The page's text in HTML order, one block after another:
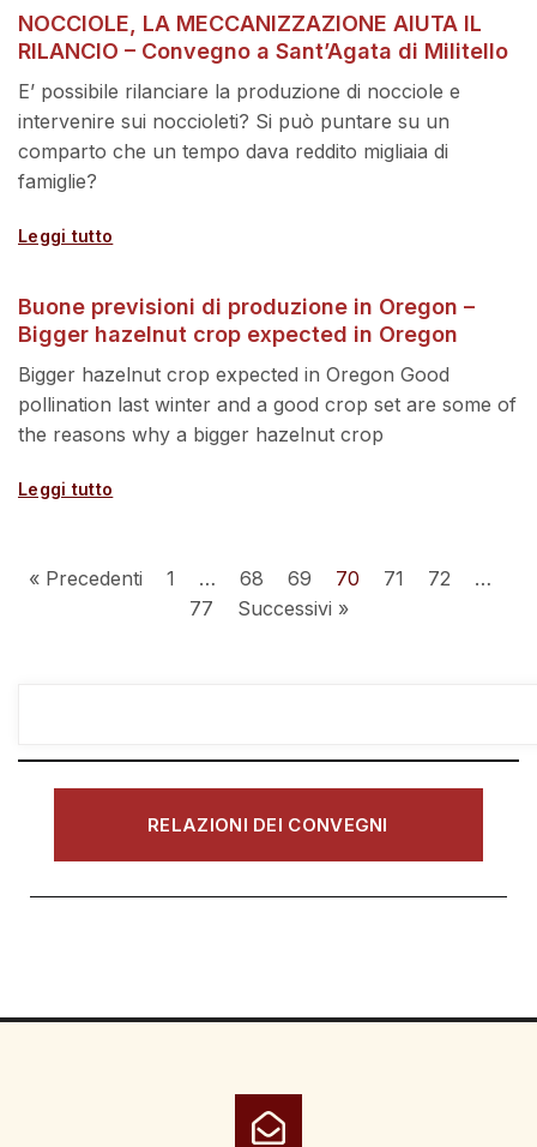
NOCCIOLE, LA MECCANIZZAZIONE AIUTA IL
RILANCIO – Convegno a Sant’Agata di Militello
E’ possibile rilanciare la produzione di nocciole e
intervenire sui noccioleti? Si può puntare su un
comparto che un tempo dava reddito migliaia di
famiglie?
Leggi tutto
Buone previsioni di produzione in Oregon –
Bigger hazelnut crop expected in Oregon
Bigger hazelnut crop expected in Oregon Good
pollination last winter and a good crop set are some of
the reasons why a bigger hazelnut crop
Leggi tutto
« Precedenti 1 … 68 69 70 71 72
…
77
Successivi »
RELAZIONI DEI CONVEGNI